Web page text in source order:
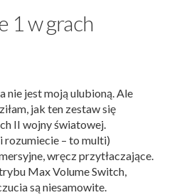
1 w grach
nie jest moją ulubioną. Ale
jak ten zestaw się
II wojny światowej.
rozumiecie – to multi)
wręcz przytłaczające.
Max Volume Switch,
są niesamowite.